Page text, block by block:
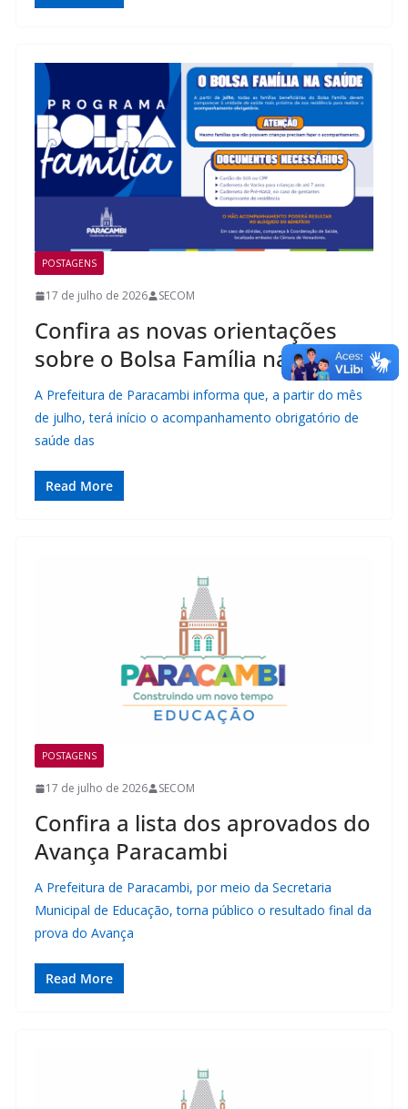
POSTAGENS
17 de julho de 2026 SECOM
Confira as novas orientações
sobre o Bolsa Família na Saúde
A Prefeitura de Paracambi informa que, a partir do mês
de julho, terá início o acompanhamento obrigatório de
saúde das
Read More
POSTAGENS
17 de julho de 2026 SECOM
Confira a lista dos aprovados do
Avança Paracambi
A Prefeitura de Paracambi, por meio da Secretaria
Municipal de Educação, torna público o resultado final da
prova do Avança
Read More